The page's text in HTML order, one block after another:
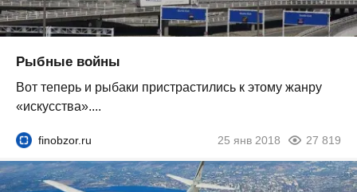
Рыбные войны
Вот теперь и рыбаки пристрастились к этому жанру
«искусства»....
finobzor.ru 25 янв 2018 27 819